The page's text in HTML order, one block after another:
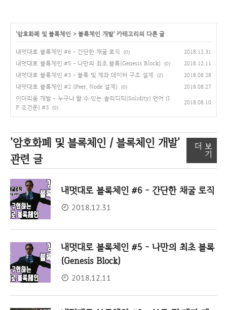
'암호화폐 및 블록체인 >블록체인 개발' 카테고리의 다른 글
내멋대로 블록체인 #6 - 간단한 채굴 로직 (0) 2018.12.31
내멋대로 블록체인 #5 - 나만의 최초 블록(Genesis Block) (0) 2018.12.11
내멋대로 블록체인 #3 - 블록 및 계좌 데이터 구조 설계 (2) 2018.08.28
내멋대로 블록체인 #2 (Peer, Node 설계) (0) 2018.08.27
이더리움 개발 - 누구나 할 수 있는 솔리디티(Solidity) 언어 (I
F 조건문) #3
(0)
2018.08.10
'암호화폐 및 블록체인 / 블록체인 개발'
관련 글
더 보
기
내멋대로 블록체인 #6 - 간단한 채굴 로직
2018.12.31
내멋대로 블록체인 #5 - 나만의 최초 블록
(Genesis Block)
2018.12.11